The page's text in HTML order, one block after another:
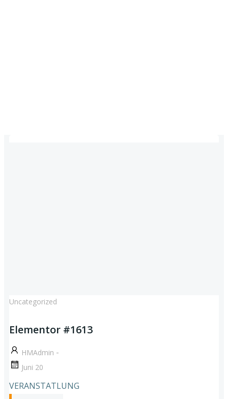
Uncategorized
Elementor #1613
HMAdmin -
Juni 20
VERANSTATLUNG